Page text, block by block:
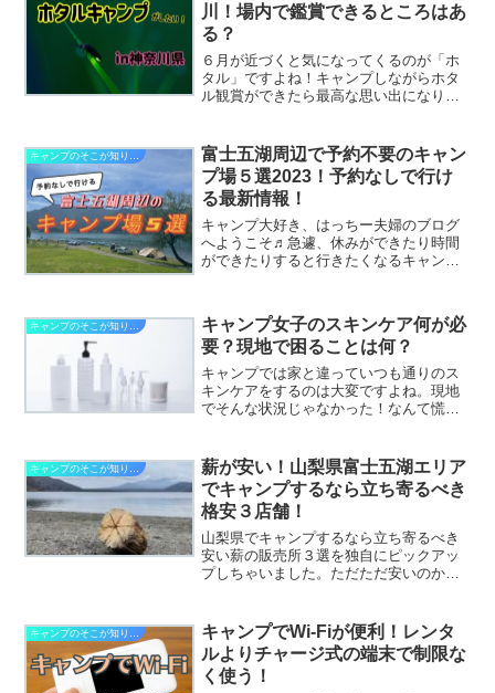
川！場内で鑑賞できるところはあ
る？
６月が近づくと気になってくるのが「ホ
タル」ですよね！キャンプしながらホタ
ル観賞ができたら最高な思い出になりま
タルが見られるキャンプ場をピックアッ
プしました！蛍が見られる...
キャンプのそこが知りたい
富士五湖周辺で予約不要のキャン
プ場５選2023！予約なしで行け
る最新情報！
キャンプ大好き、はっちー夫婦のブログ
へようこそ♬急遽、休みができたり時間
ができたりすると行きたくなるキャン
場があるんですよ！今回は山梨県、富士
五湖周辺の予約不要キャンプ...
キャンプ女子のスキンケア何が必
要？現地で困ることは何？
キャンプでは家と違っていつも通りのス
キンケアをするのは大変ですよね。現地
でそんな状況じゃなかった！なんて慌て
薪が安い！山梨県富士五湖エリア
でキャンプするなら立ち寄るべき
格安３店舗！
山梨県でキャンプするなら立ち寄るべき
安い薪の販売所３選を独自にピックアッ
プしちゃいました。ただただ安いのか立
キャンプのそこが知りたい
キャンプでWi-Fiが便利！レンタ
ルよりチャージ式の端末で制限な
く使う！